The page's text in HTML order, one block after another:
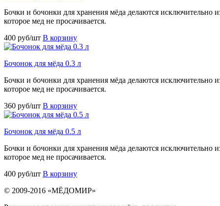
Бочки и бочонки для хранения мёда делаются исключительно
которое мед не просачивается.
400 руб/шт В корзину
Бочонок для мёда 0.3 л
Бочки и бочонки для хранения мёда делаются исключительно
которое мед не просачивается.
360 руб/шт В корзину
Бочонок для мёда 0.5 л
Бочки и бочонки для хранения мёда делаются исключительно
которое мед не просачивается.
400 руб/шт В корзину
© 2009-2016 «МЁДОМИР»